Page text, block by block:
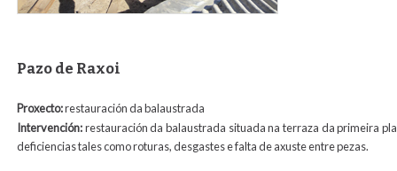
Pazo de Raxoi
Proxecto:restauración da balaustrada
Intervención:restauración da balaustrada situada na terraza da primeira
deficiencias tales como roturas, desgastes e falta de axuste entre pezas.